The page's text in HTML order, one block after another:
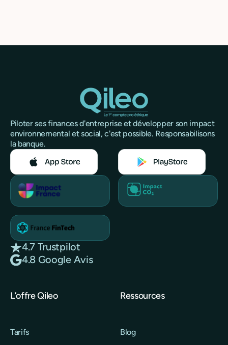
Piloter ses finances d'entreprise et développer son impact
environnemental et social, c'est possible. Responsabilisons
la banque.
4.7 Trustpilot
4.8 Google Avis
L’offre Qileo
Tarifs
Ressources
Blog